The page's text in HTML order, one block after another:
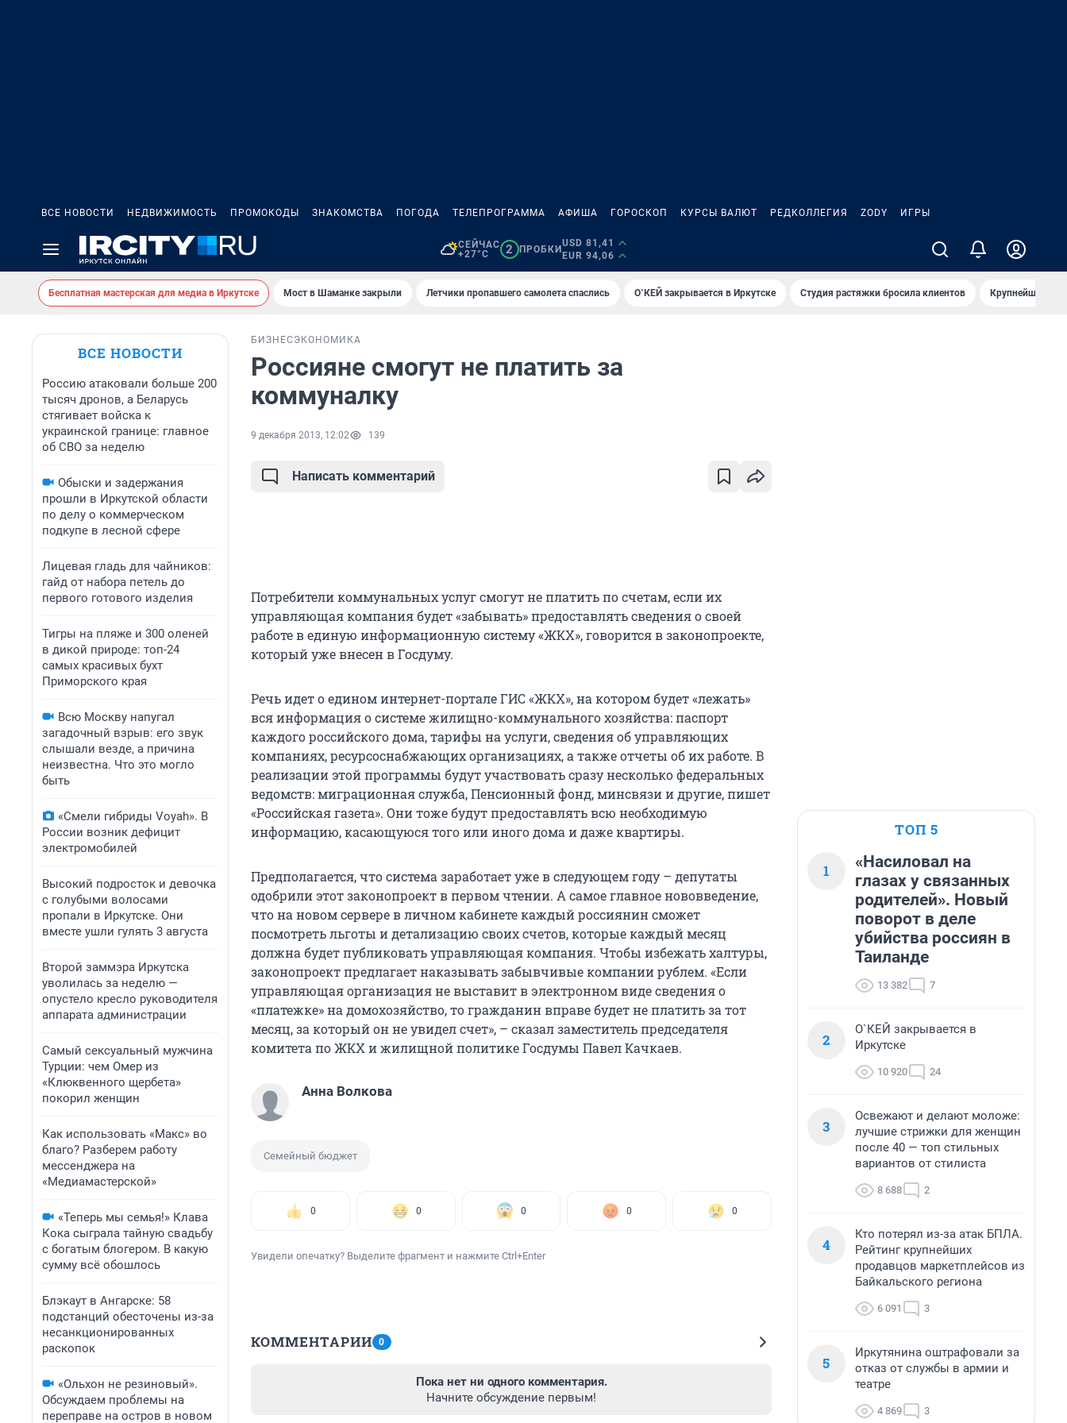
ВСЕ НОВОСТИ НЕДВИЖИМОСТЬ ПРОМОКОДЫ ЗНАКОМСТВА ПОГОДА ТЕЛЕПРОГРАММА АФИША ГОРОСКОП КУРСЫ ВАЛЮТ РЕДКОЛЛЕГИЯ ZODY ИГРЫ
СЕЙЧАС
+27°C
2 ПРОБКИ
USD 81,41
EUR 94,06
Бесплатная мастерская для медиа в Иркутске Мост в Шаманке закрыли Летчики пропавшего самолета спаслись О`КЕЙ закрывается в Иркутске Студия растяжки бросила клиентов Крупнейшие
ВСЕ НОВОСТИ
Россию атаковали больше 200
тысяч дронов, а Беларусь
стягивает войска к
украинской границе: главное
об СВО за неделю
Обыски и задержания
прошли в Иркутской области
по делу о коммерческом
подкупе в лесной сфере
Лицевая гладь для чайников:
гайд от набора петель до
первого готового изделия
Тигры на пляже и 300 оленей
в дикой природе: топ-24
самых красивых бухт
Приморского края
Всю Москву напугал
загадочный взрыв: его звук
слышали везде, а причина
неизвестна. Что это могло
быть
«Смели гибриды Voyah». В
России возник дефицит
электромобилей
Высокий подросток и девочка
с голубыми волосами
пропали в Иркутске. Они
вместе ушли гулять 3 августа
Второй заммэра Иркутска
уволилась за неделю —
опустело кресло руководителя
аппарата администрации
Самый сексуальный мужчина
Турции: чем Омер из
«Клюквенного щербета»
покорил женщин
Как использовать «Макс» во
благо? Разберем работу
мессенджера на
«Медиамастерской»
«Теперь мы семья!» Клава
Кока сыграла тайную свадьбу
с богатым блогером. В какую
сумму всё обошлось
Блэкаут в Ангарске: 58
подстанций обесточены из-за
несанкционированных
раскопок
«Ольхон не резиновый».
Обсуждаем проблемы на
переправе на остров в новом
БИЗНЕС ЭКОНОМИКА
Россияне смогут не платить за
коммуналку
9 декабря 2013, 12:02 139
Написать комментарий
Потребители коммунальных услуг смогут не платить по счетам, если их
управляющая компания будет «забывать» предоставлять сведения о своей
работе в единую информационную систему «ЖКХ», говорится в законопроекте,
который уже внесен в Госдуму.
Речь идет о едином интернет-портале ГИС «ЖКХ», на котором будет «лежать»
вся информация о системе жилищно-коммунального хозяйства: паспорт
каждого российского дома, тарифы на услуги, сведения об управляющих
компаниях, ресурсоснабжающих организациях, а также отчеты об их работе. В
реализации этой программы будут участвовать сразу несколько федеральных
ведомств: миграционная служба, Пенсионный фонд, минсвязи и другие, пишет
«Российская газета». Они тоже будут предоставлять всю необходимую
информацию, касающуюся того или иного дома и даже квартиры.
Предполагается, что система заработает уже в следующем году – депутаты
одобрили этот законопроект в первом чтении. А самое главное нововведение,
что на новом сервере в личном кабинете каждый россиянин сможет
посмотреть льготы и детализацию своих счетов, которые каждый месяц
должна будет публиковать управляющая компания. Чтобы избежать халтуры,
законопроект предлагает наказывать забывчивые компании рублем. «Если
управляющая организация не выставит в электронном виде сведения о
«платежке» на домохозяйство, то гражданин вправе будет не платить за тот
месяц, за который он не увидел счет», – сказал заместитель председателя
комитета по ЖКХ и жилищной политике Госдумы Павел Качкаев.
Анна Волкова
Семейный бюджет
0 0 0 0 0
Увидели опечатку? Выделите фрагмент и нажмите Ctrl+Enter
КОММЕНТАРИИ 0
Пока нет ни одного комментария.
Начните обсуждение первым!
ТОП 5
1
«Насиловал на
глазах у связанных
родителей». Новый
поворот в деле
убийства россиян в
Таиланде
13 382 7
2
О`КЕЙ закрывается в
Иркутске
10 920 24
3
Освежают и делают моложе:
лучшие стрижки для женщин
после 40 — топ стильных
вариантов от стилиста
8 688 2
4
Кто потерял из-за атак БПЛА.
Рейтинг крупнейших
продавцов маркетплейсов из
Байкальского региона
6 091 3
5
Иркутянина оштрафовали за
отказ от службы в армии и
театре
4 869 3